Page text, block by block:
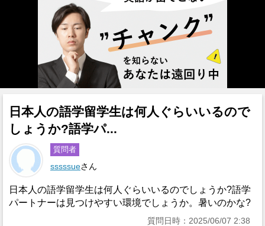
日本人の語学留学生は何人ぐらいいるので
しょうか?語学パ...
質問者
sssssueさん
日本人の語学留学生は何人ぐらいいるのでしょうか?語学
パートナーは見つけやすい環境でしょうか。暑いのかな?
質問日時：2025/06/07 2:38